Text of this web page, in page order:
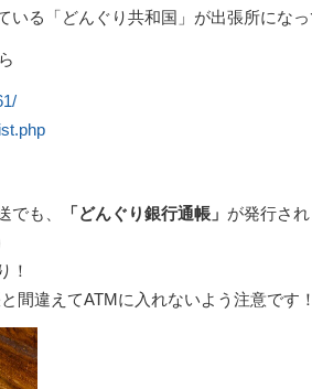
いる「どんぐり共和国」が出張所になっ
でも、 「どんぐり銀行通帳」 が発行さ
！
間違えてATMに入れないよう注意です！